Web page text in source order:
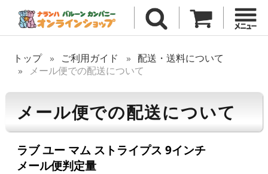
トップ ご利用ガイド
配送・送料について
メール便での配送について
メール便での配送について
ラブ ユー マム ストライプス 9インチ
メール便判定量